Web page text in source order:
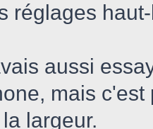
réglages
aussi
mais
largeur.